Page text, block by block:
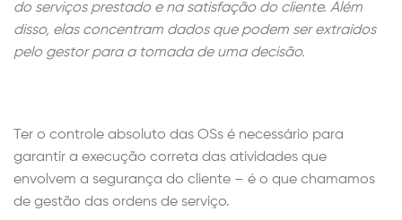
do serviços prestado e na satisfação do cliente. Além
disso, elas concentram dados que podem ser extraídos
pelo gestor para a tomada de uma decisão.
Ter o controle absoluto das OSs é necessário para
garantir a execução correta das atividades que
envolvem a segurança do cliente – é o que chamamos
de gestão das ordens de serviço.